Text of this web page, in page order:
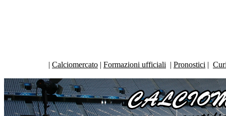
| Calciomercato | Formazioni ufficiali | Pronostici |